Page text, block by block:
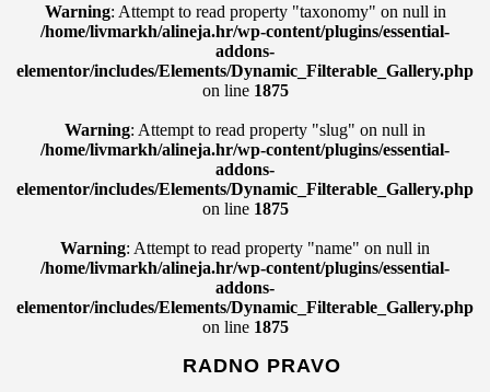
Warning: Attempt to read property "taxonomy" on null in
/home/livmarkh/alineja.hr/wp-content/plugins/essential-
addons-
elementor/includes/Elements/Dynamic_Filterable_Gallery.php
on line 1875
Warning: Attempt to read property "slug" on null in
/home/livmarkh/alineja.hr/wp-content/plugins/essential-
addons-
elementor/includes/Elements/Dynamic_Filterable_Gallery.php
on line 1875
Warning: Attempt to read property "name" on null in
/home/livmarkh/alineja.hr/wp-content/plugins/essential-
addons-
elementor/includes/Elements/Dynamic_Filterable_Gallery.php
on line 1875
RADNO PRAVO